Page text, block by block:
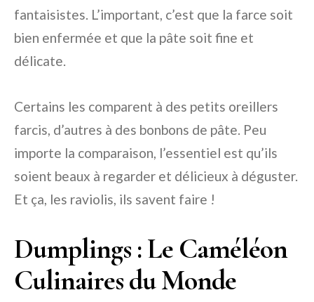
fantaisistes. L’important, c’est que la farce soit
bien enfermée et que la pâte soit fine et
délicate.
Certains les comparent à des petits oreillers
farcis, d’autres à des bonbons de pâte. Peu
importe la comparaison, l’essentiel est qu’ils
soient beaux à regarder et délicieux à déguster.
Et ça, les raviolis, ils savent faire !
Dumplings : Le Caméléon
Culinaires du Monde